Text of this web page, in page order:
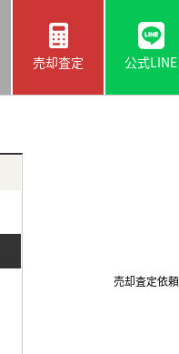
売却査定 公式LINE
売却査定依頼